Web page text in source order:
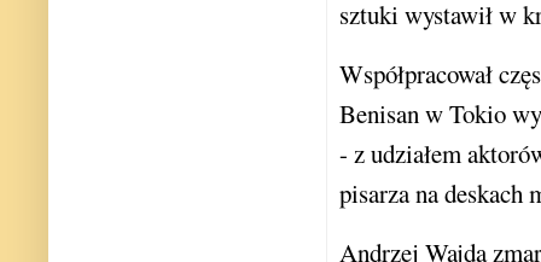
sztuki wystawił w
Współpracował
Benisan w Tokio
- z udziałem
pisarza na
Andrzej Wajda